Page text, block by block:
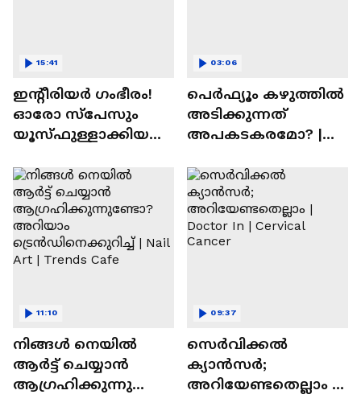
ഇന്റീരിയർ ഗംഭീരം!
ഓരോ സ്‌പേസും
യൂസ്ഫുള്ളാക്കിയ
15:41
പെർഫ്യൂം കഴുത്തിൽ
അടിക്കുന്നത്
അപകടകരമോ? |
03:06
നിങ്ങൾ നെയിൽ
ആർട്ട് ചെയ്യാൻ
ആഗ്രഹിക്കുന്നുണ്ടോ
11:10
സെർവിക്കൽ
ക്യാൻസർ;
അറിയേണ്ടതെല്ലാം |
09:37